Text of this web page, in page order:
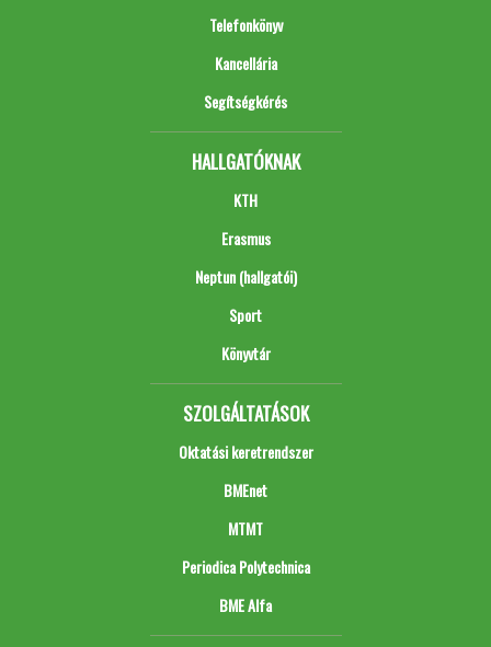
Telefonkönyv
Kancellária
Segítségkérés
HALLGATÓKNAK
KTH
Erasmus
Neptun (hallgatói)
Sport
Könyvtár
SZOLGÁLTATÁSOK
Oktatási keretrendszer
BMEnet
MTMT
Periodica Polytechnica
BME Alfa